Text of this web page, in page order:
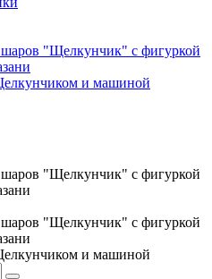
и машиной
и машиной